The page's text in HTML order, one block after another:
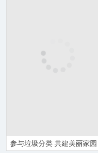
参与垃圾分类 共建美丽家园